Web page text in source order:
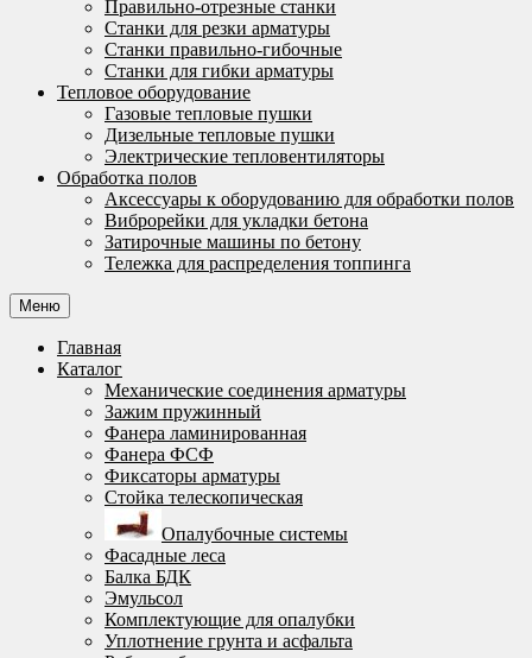
Правильно-отрезные станки
Станки для резки арматуры
Станки правильно-гибочные
Станки для гибки арматуры
Тепловое оборудование
Газовые тепловые пушки
Дизельные тепловые пушки
Электрические тепловентиляторы
Обработка полов
Аксессуары к оборудованию для обработки полов
Виброрейки для укладки бетона
Затирочные машины по бетону
Тележка для распределения топпинга
Меню
Главная
Каталог
Механические соединения арматуры
Зажим пружинный
Фанера ламинированная
Фанера ФСФ
Фиксаторы арматуры
Стойка телескопическая
Опалубочные системы
Фасадные леса
Балка БДК
Эмульсол
Комплектующие для опалубки
Уплотнение грунта и асфальта